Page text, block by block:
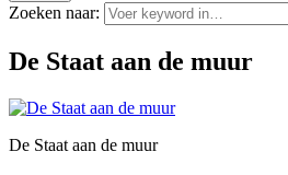
Zoeken naar:
De Staat aan de muur
De Staat aan de muur